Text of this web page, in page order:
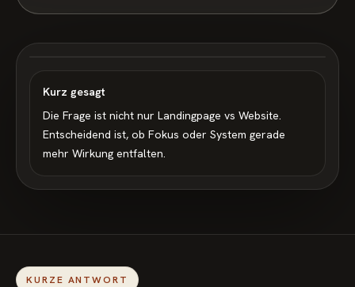
Kurz gesagt
Die Frage ist nicht nur Landingpage vs Website.
Entscheidend ist, ob Fokus oder System gerade
mehr Wirkung entfalten.
KURZE ANTWORT